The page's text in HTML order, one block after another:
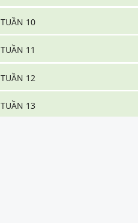
TUẦN 10
TUẦN 11
TUẦN 12
TUẦN 13